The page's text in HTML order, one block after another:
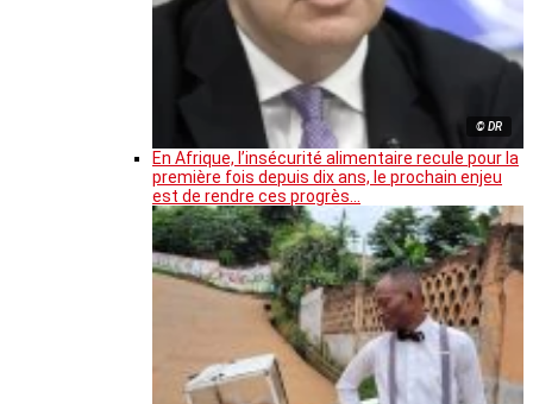
© DR
En Afrique, l’insécurité alimentaire recule pour la
première fois depuis dix ans, le prochain enjeu
est de rendre ces progrès…